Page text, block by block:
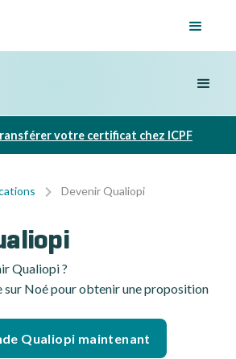
votre certificat chez ICPF
Devenir Qualiopi
Qualiopi ?
sur Noé pour obtenir une proposition
Qualiopi maintenant